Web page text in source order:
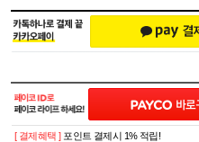
[ 결제혜택 ] 포인트 결제시 1% 적립!